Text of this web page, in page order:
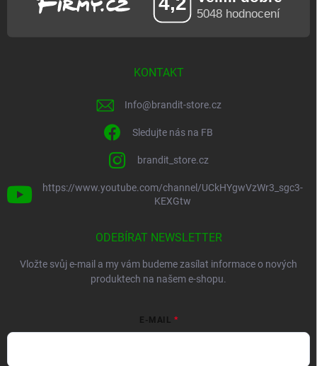
KONTAKT
Info@brandit-store.cz
Sledujte nás na FB
brandit_store.cz
https://www.youtube.com/channel/UCkHYgwVzWr3_sgc3-
KEXGtw
ODEBÍRAT NEWSLETTER
Vložte svůj e-mail a my vám budeme zasílat informace o nových
produktech na našem e-shopu.
E-MAIL